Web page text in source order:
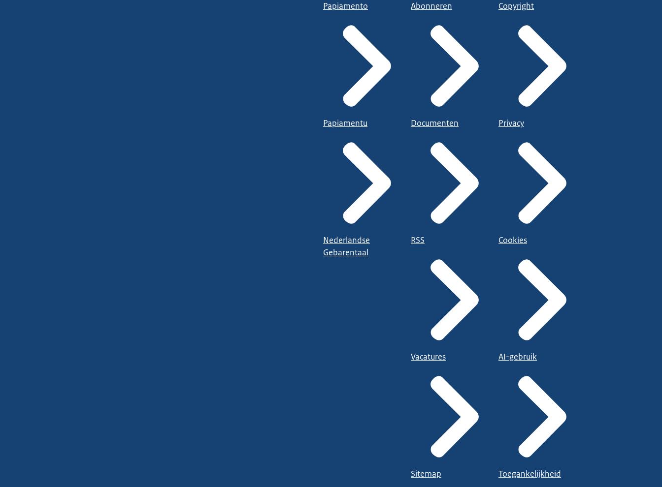
Papiamento
Papiamentu
Nederlandse
Gebarentaal
Abonneren
Documenten
RSS
Vacatures
Sitemap
Copyright
Privacy
Cookies
AI-gebruik
Toegankelijkheid